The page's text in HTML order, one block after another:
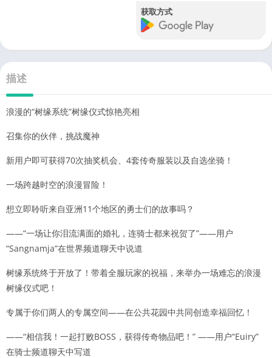
获取方式
描述
浪漫的“树缘系统”树缘仪式惊艳亮相
召集你的伙伴，挑战魔神
新用户即可获得70次抽奖机会、4套传奇服装以及自选坐骑！
一场跨越时空的浪漫冒险！
想立即聆听来自亚洲11个地区的勇士们的故事吗？
——“一场让你泪流满面的婚礼，连骑士都来祝贺了”——用户
“Sangnamja”在世界频道聊天中说道
树缘系统终于开放了！带着全服玩家的祝福，来举办一场难忘的浪漫
树缘仪式吧！
专属于你们两人的专属空间——在公共花园中共同创造幸福回忆！
——“相信我！一起打败BOSS，获得传奇物品吧！” ——用户“Euiry”
在骑士频道聊天中写道